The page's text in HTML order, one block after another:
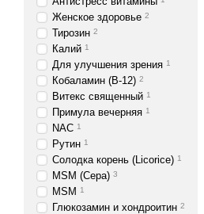
Женское здоровье 2
Тирозин 2
Калий 1
Для улучшения зрения 1
Кобаламин (B-12) 2
Витекс священный 1
Примула вечерняя 1
NAC 1
Рутин 1
Солодка корень (Licorice) 1
MSM (Сера) 3
MSM 1
Глюкозамин и хондроитин 2